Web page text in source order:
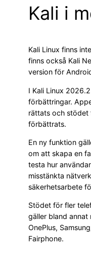
Kali i
Kali Linux finns
finns också Kali
version för
I Kali Linux
förbättringar.
rättats och stödet
förbättrats.
En ny funktion
om att skapa en
testa hur
misstänkta
säkerhetsarbete
Stödet för fler
gäller bland annat
OnePlus,
Fairphone.